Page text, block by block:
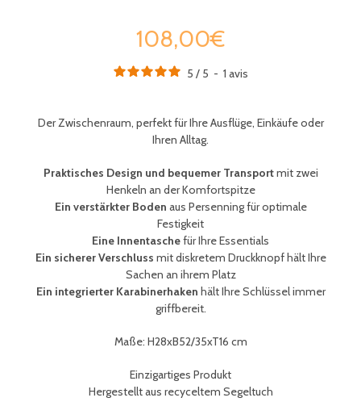
108,00€
5 / 5 - 1 avis
Der Zwischenraum, perfekt für Ihre Ausflüge, Einkäufe oder
Ihren Alltag.
Praktisches Design und bequemer Transportmit zwei
Henkeln an der Komfortspitze
Ein verstärkter Boden aus Persenning für optimale
Festigkeit
Eine Innentaschefür Ihre Essentials
Ein sicherer Verschluss mit diskretem Druckknopf hält Ihre
Sachen an ihrem Platz
Ein integrierter Karabinerhaken hält IhreSchlüssel immer
griffbereit.
Maße: H28xB52/35xT16 cm
Einzigartiges Produkt
Hergestellt aus recyceltem Segeltuch